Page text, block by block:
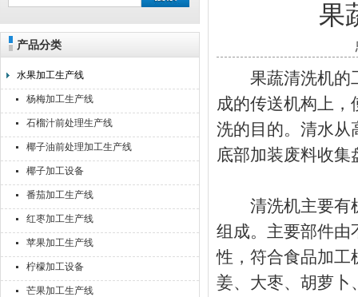
靖江佳莉食品机械有限公司
产品分类
水果加工生产线
杨梅加工生产线
石榴汁前处理生产线
椰子油前处理加工生产线
椰子加工设备
番茄加工生产线
红枣加工生产线
苹果加工生产线
柠檬加工设备
芒果加工生产线
果
果蔬清洗机的工
成的传送机构上，
洗的目的。清水从
底部加装废料收
清洗机主要有机
组成。主要部件由
性，符合食品加工
姜、大枣、胡萝卜